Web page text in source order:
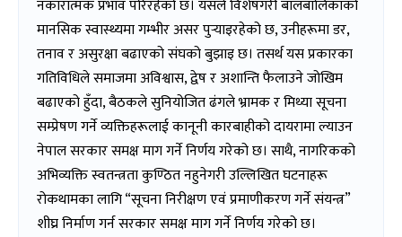
नकारात्मक प्रभाव परिरहेको छ। यसले विशेषगरी बालबालिकाको
मानसिक स्वास्थ्यमा गम्भीर असर पुर्‍याइरहेको छ, उनीहरूमा डर,
तनाव र असुरक्षा बढाएको संघको बुझाइ छ। तसर्थ यस प्रकारका
गतिविधिले समाजमा अविश्वास, द्वेष र अशान्ति फैलाउने जोखिम
बढाएको हुँदा, बैठकले सुनियोजित ढंगले भ्रामक र मिथ्या सूचना
सम्प्रेषण गर्ने व्यक्तिहरूलाई कानूनी कारबाहीको दायरामा ल्याउन
नेपाल सरकार समक्ष माग गर्ने निर्णय गरेको छ। साथै, नागरिकको
अभिव्यक्ति स्वतन्त्रता कुण्ठित नहुनेगरी उल्लिखित घटनाहरू
रोकथामका लागि “सूचना निरीक्षण एवं प्रमाणीकरण गर्ने संयन्त्र”
शीघ्र निर्माण गर्न सरकार समक्ष माग गर्ने निर्णय गरेको छ।